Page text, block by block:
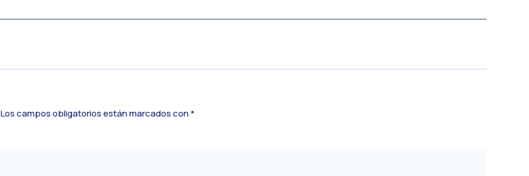
Los campos obligatorios están marcados con*